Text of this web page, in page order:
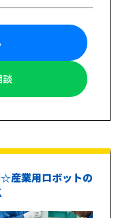
談
☆産業用ロボットの